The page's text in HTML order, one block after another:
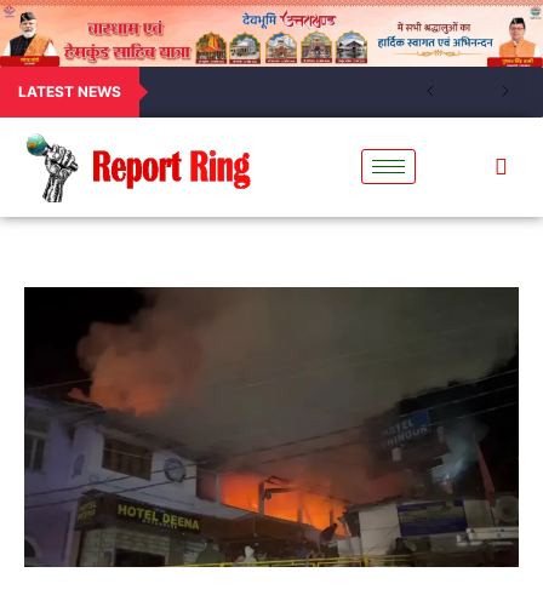
LATEST NEWS